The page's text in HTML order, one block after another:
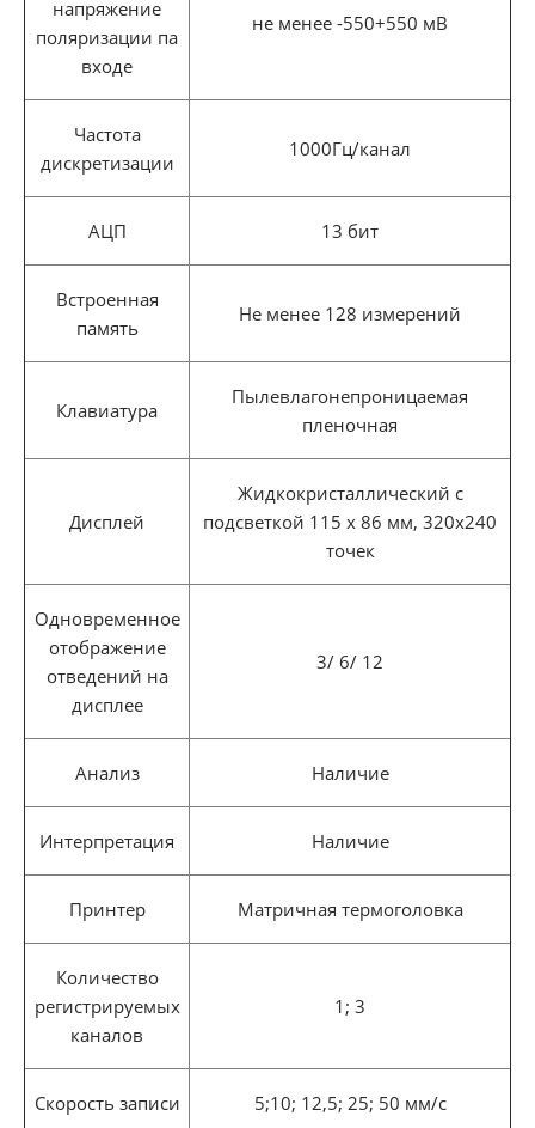
напряжение
поляризации па
входе
не менее -550+550 мВ
Частота
дискретизации
1000Гц/канал
АЦП 13 бит
Встроенная
память
Не менее 128 измерений
Клавиатура
Пылевлагонепроницаемая
пленочная
Дисплей
Жидкокристаллический с
подсветкой 115 х 86 мм, 320х240
точек
Одновременное
отображение
отведений на
дисплее
3/ 6/ 12
Анализ Наличие
Интерпретация Наличие
Принтер Матричная термоголовка
Количество
регистрируемых
каналов
1; 3
Скорость записи 5;10; 12,5; 25; 50 мм/с